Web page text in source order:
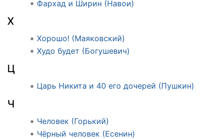
Фархад и Ширин (Навои)
Х
Хорошо! (Маяковский)
Худо будет (Богушевич)
Ц
Царь Никита и 40 его дочерей (Пушкин)
Ч
Человек (Горький)
Чёрный человек (Есенин)